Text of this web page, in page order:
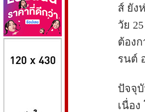
ส์ ยัง
วัย
ต้อง
รนต์
ปัจจุ
เนื่อ